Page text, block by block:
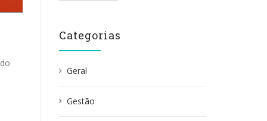
Categorias
Geral
Gestão